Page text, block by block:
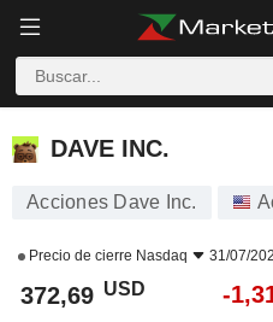
DAVE INC.
DAVE INC.
Acciones Dave Inc.
Precio de cierre Nasdaq 31/07/
372,69 USD -